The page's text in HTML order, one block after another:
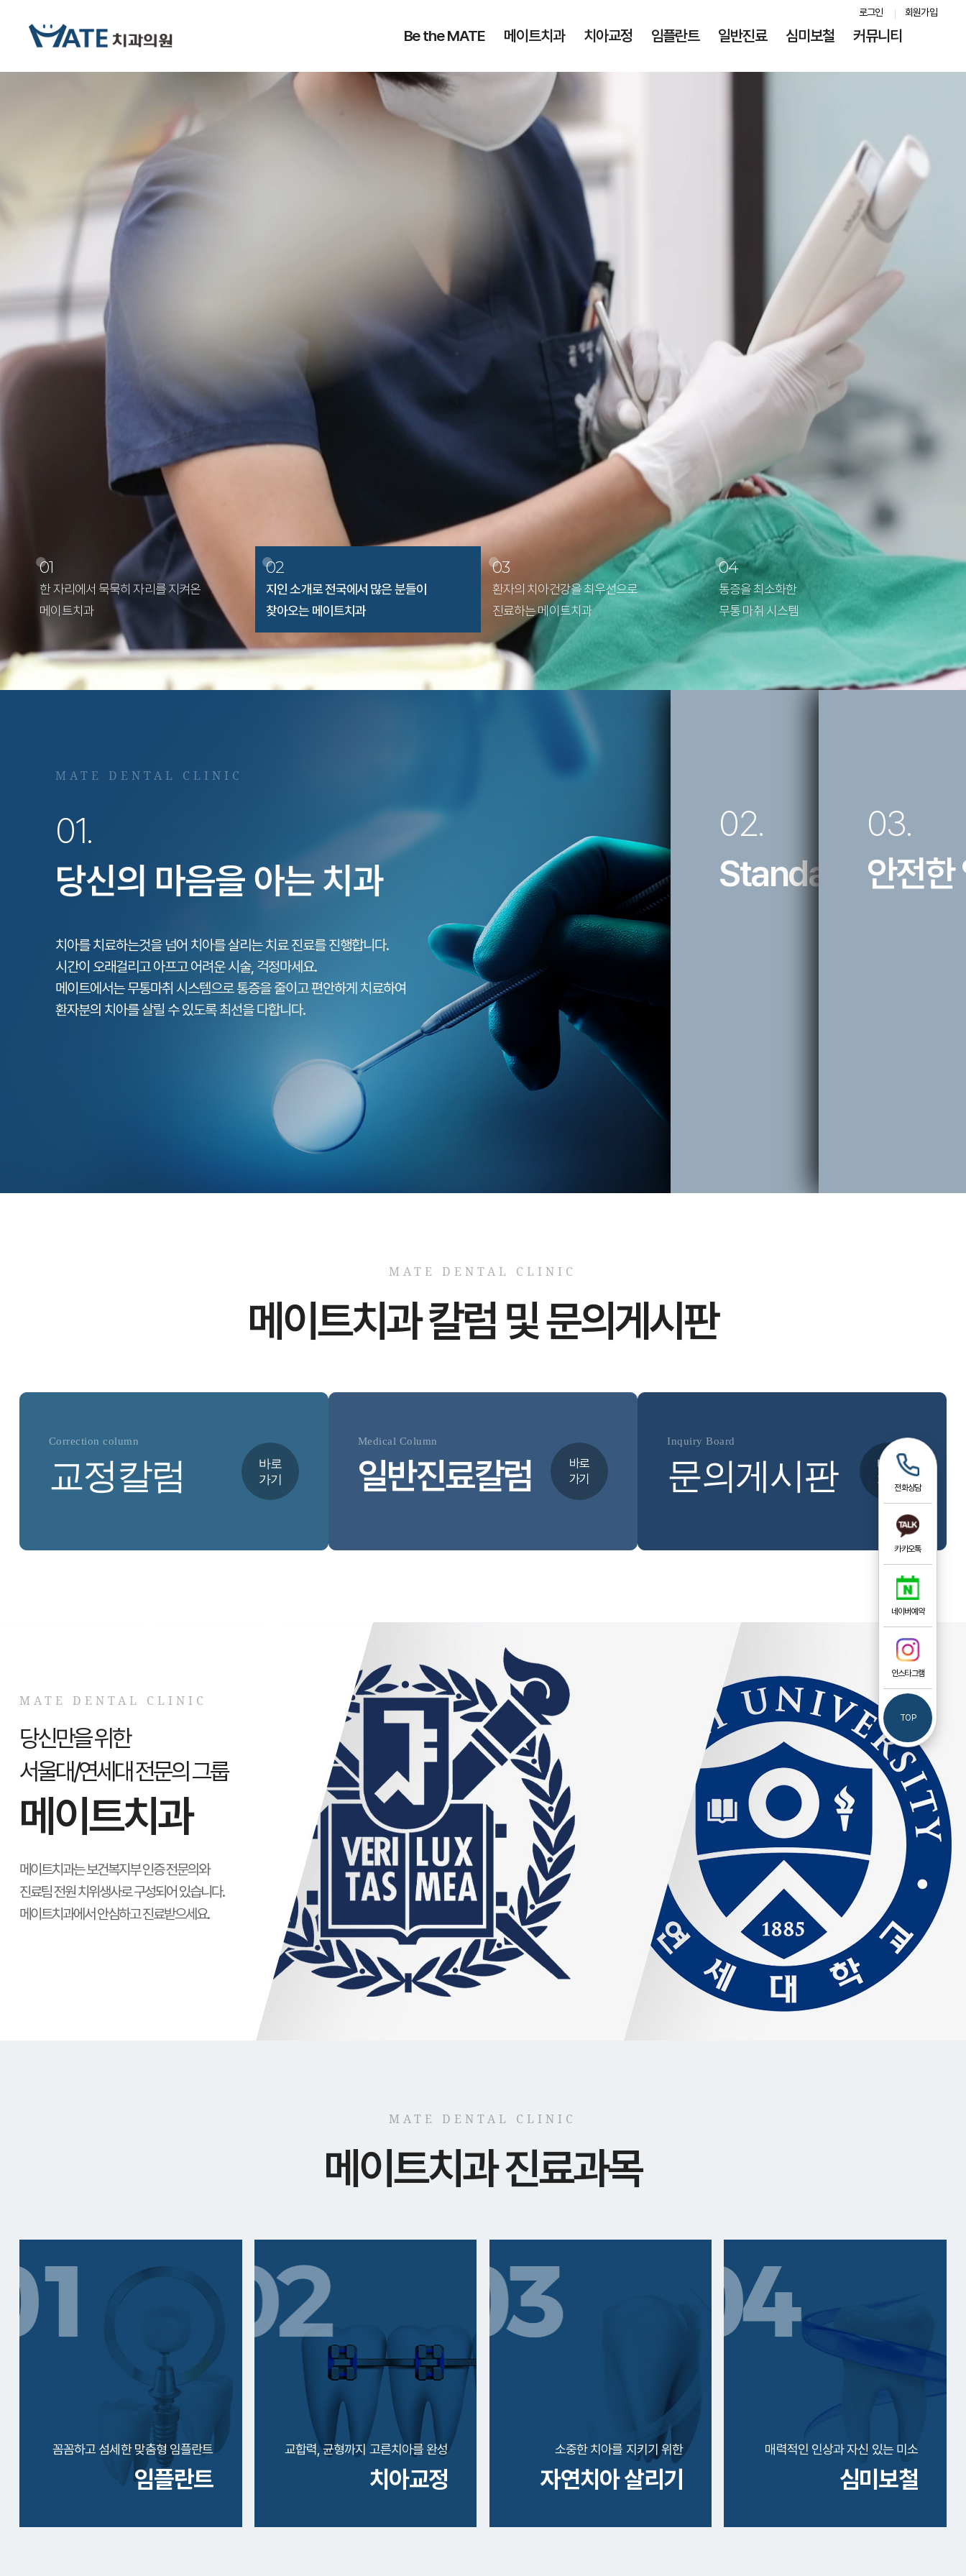
Be the MATE 메이트치과 치아교정 임플란트 일반진료 심미보철 커뮤니티
로그인 회원가입
01
한 자리에서 묵묵히 자리를 지켜온
메이트치과
02
지인 소개로 전국에서 많은 분들이
찾아오는 메이트치과
03
환자의 치아건강을 최우선으로
진료하는 메이트치과
04
통증을 최소화한
무통 마취 시스템
01.
당신의 마음을 아는
MATE DENTAL CLINIC
Standard High
개원 이래 한 자리에서 묵묵히 자리를 지켜온 메이트 치과입니다.
치료 결과의 ‘기준’을 높이기 위해 끊임없이 연구합니다.
화려하게 광고하기보다, 기본에 충실하여 섬세한 치료를 추구합니다.
메이트를 만나면 기준이 높아집니다.
03.
안전한
MATE DENTAL CLINIC
메이트치과 칼럼 및 문의게시판
Correction column
교정칼럼
바로
가기
Medical Column
일반진료칼럼
바로
가기
Inquiry Board
문의게시판
바로
가기
MATE DENTAL CLINIC
당신만을 위한
서울대/연세대 전문의 그룹
메이트치과
메이트치과는 보건복지부 인증 전문의와
진료팀 전원 치위생사로 구성되어 있습니다.
메이트치과에서 안심하고 진료받으세요.
MATE DENTAL CLINIC
메이트치과 진료과목
꼼꼼하고 섬세한 맞춤형 임플란트
임플란트
교합력, 균형까지 고른치아를 완성
치아교정
소중한 치아를 지키기 위한
자연치아 살리기
매력적인 인상과 자신 있는 미소
심미보철
전화상담
카카오톡
네이버예약
인스타그램
TOP